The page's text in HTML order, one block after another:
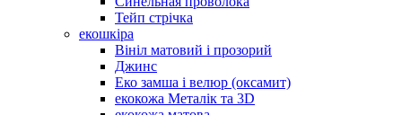
Тейп стрічка
екошкіра
Вініл матовий і прозорий
Джинс
Еко замша і велюр (оксамит)
екокожа Металік та 3D